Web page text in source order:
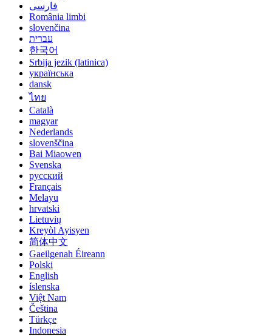
فارسی
România limbi
slovenčina
עברית
한국어
Srbija jezik (latinica)
українська
dansk
ไทย
Català
magyar
Nederlands
slovenščina
Bai Miaowen
Svenska
русский
Français
Melayu
hrvatski
Lietuvių
Kreyòl Ayisyen
简体中文
Gaeilgenah Éireann
Polski
English
íslenska
Việt Nam
Čeština
Türkçe
Indonesia